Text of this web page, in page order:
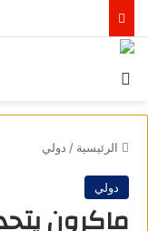
الرئيسية / دولي
دولي
ماكرون